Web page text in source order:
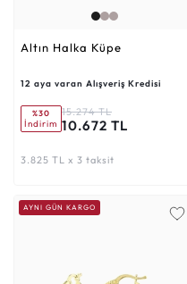
Altın Halka Küpe
12 aya varan Alışveriş Kredisi
%30
İndirim
15.274 TL
10.672 TL
3.825 TL x 3 taksit
AYNI GÜN KARGO